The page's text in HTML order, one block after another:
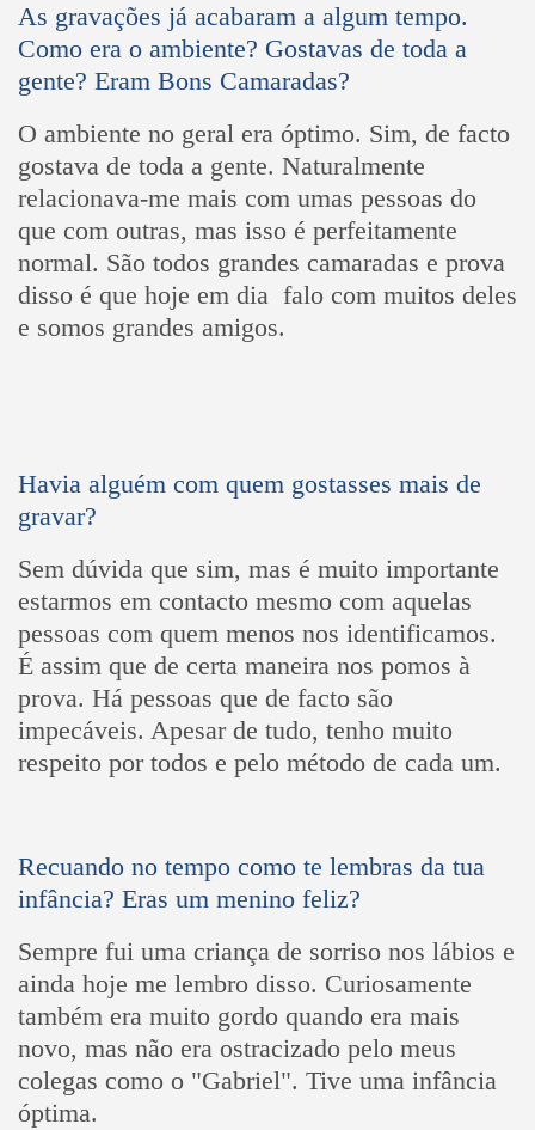
As gravações já acabaram a algum tempo.
Como era o ambiente? Gostavas de toda a
gente? Eram Bons Camaradas?
O ambiente no geral era óptimo. Sim, de facto
gostava de toda a gente. Naturalmente
relacionava-me mais com umas pessoas do
que com outras, mas isso é perfeitamente
normal. São todos grandes camaradas e prova
disso é que hoje em dia falo com muitos deles
e somos grandes amigos.
Havia alguém com quem gostasses mais de
gravar?
Sem dúvida que sim, mas é muito importante
estarmos em contacto mesmo com aquelas
pessoas com quem menos nos identificamos.
É assim que de certa maneira nos pomos à
prova. Há pessoas que de facto são
impecáveis. Apesar de tudo, tenho muito
respeito por todos e pelo método de cada um.
Recuando no tempo como te lembras da tua
infância? Eras um menino feliz?
Sempre fui uma criança de sorriso nos lábios e
ainda hoje me lembro disso. Curiosamente
também era muito gordo quando era mais
novo, mas não era ostracizado pelo meus
colegas como o "Gabriel". Tive uma infância
óptima.